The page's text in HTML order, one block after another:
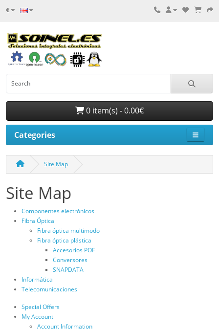
€
0 item(s) - 0.00€
Categories
Site Map
Site Map
Componentes electrónicos
Fibra Óptica
Fibra óptica multimodo
Fibra óptica plástica
Accesorios POF
Conversores
SNAPDATA
Informática
Telecomunicaciones
Special Offers
My Account
Account Information